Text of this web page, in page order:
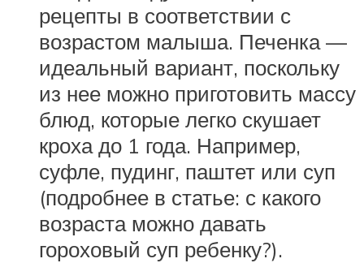
рецепты в соответствии с
возрастом малыша. Печенка —
идеальный вариант, поскольку
из нее можно приготовить массу
блюд, которые легко скушает
кроха до 1 года. Например,
суфле, пудинг, паштет или суп
(подробнее в статье: с какого
возраста можно давать
гороховый суп ребенку?).